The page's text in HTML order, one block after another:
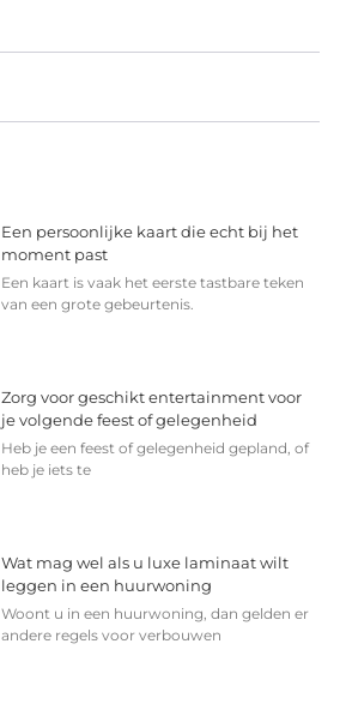
Een persoonlijke kaart die echt bij het
moment past
Een kaart is vaak het eerste tastbare teken
van een grote gebeurtenis.
Zorg voor geschikt entertainment voor
je volgende feest of gelegenheid
Heb je een feest of gelegenheid gepland, of
heb je iets te
Wat mag wel als u luxe laminaat wilt
leggen in een huurwoning
Woont u in een huurwoning, dan gelden er
andere regels voor verbouwen